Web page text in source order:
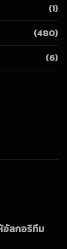
(1)
(480)
(6)
อัลกอริทึม